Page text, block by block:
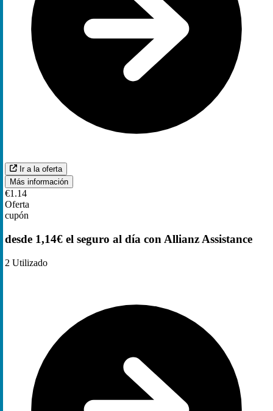
Ir a la oferta
Más información
€1.14
Oferta
cupón
desde 1,14€ el seguro al día con Allianz Assistance
2 Utilizado